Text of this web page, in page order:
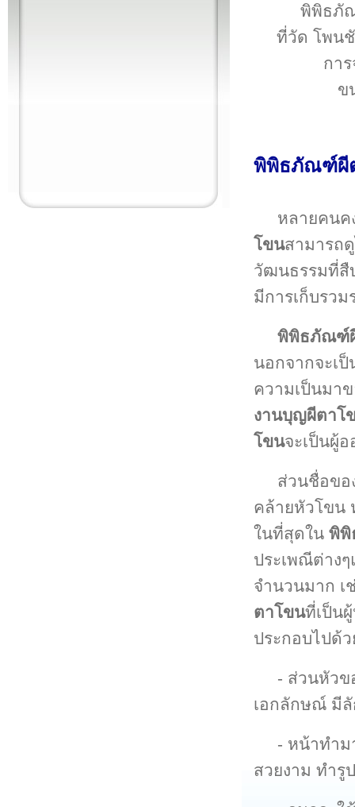
พิพิธภั
ที่วัด โพนชั
กา
ข
พิพิธภัณฑ์ผี
หลายคนค
โขนสามารถ
วัฒนธรรมที่สื
มีการเก็บรว
พิพิธภัณฑ์
นอกจากจะเป็
ความเป็นมา
งานบุญผีตาโ
โขนจะเป็นผู้
ส่วนชื่อขอ
คล้ายหัวโขน
ในที่สุดใน พิพิ
ประเพณีต่าง
จำนวนมาก
ตาโขนที่เป็น
ประกอบไปด้ว
- ส่วนหัวข
เอกลักษณ์ มี
- หน้าทำม
สวยงาม ทำรู